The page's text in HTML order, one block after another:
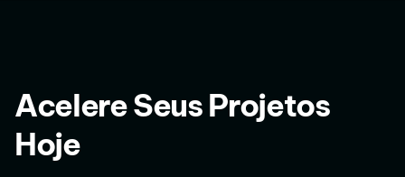
Acelere Seus Projetos
Hoje